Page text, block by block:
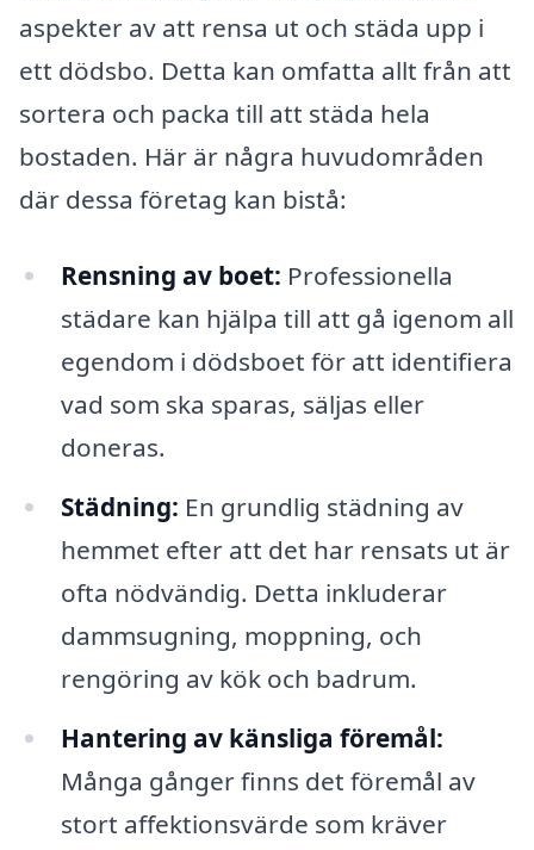
aspekter av att rensa ut och städa upp i
ett dödsbo. Detta kan omfatta allt från att
sortera och packa till att städa hela
bostaden. Här är några huvudområden
där dessa företag kan bistå:
Rensning av boet: Professionella
städare kan hjälpa till att gå igenom all
egendom i dödsboet för att identifiera
vad som ska sparas, säljas eller
doneras.
Städning: En grundlig städning av
hemmet efter att det har rensats ut är
ofta nödvändig. Detta inkluderar
dammsugning, moppning, och
rengöring av kök och badrum.
Hantering av känsliga föremål:
Många gånger finns det föremål av
stort affektionsvärde som kräver